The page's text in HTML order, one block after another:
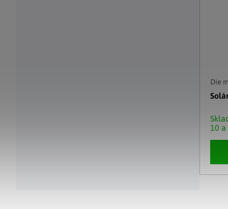
Die
10 a